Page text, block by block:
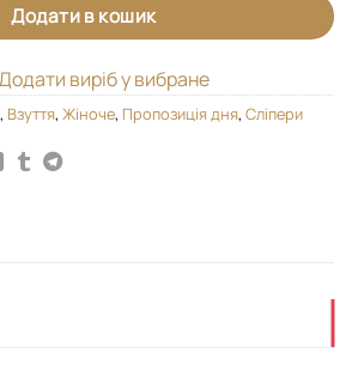
Додати в кошик
виріб у вибране
, Взуття, Жіноче, Пропозиція дня, Сліпери